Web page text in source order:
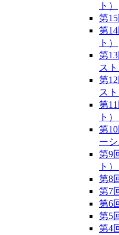
ト）
第
第
ト）
第
スト
第
スト
第
ト
第
ー
第9
ト
第8
第7
第6
第5
第4